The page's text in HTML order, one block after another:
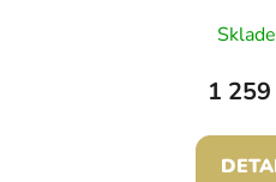
1 259